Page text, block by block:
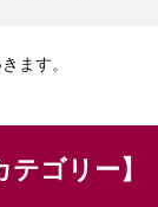
ます。
テゴリー】